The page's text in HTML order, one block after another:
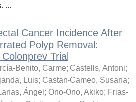
...
Cancer Incidence After
Polyp Removal:
Trial
Benito, Carme; Castells, Antoni;
Luis; Castan-Cameo, Susana;
Ángel ; Ono-Ono, Akiko; Frias-